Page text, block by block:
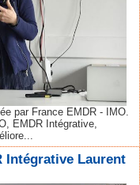
par France EMDR - IMO.
EMDR Intégrative,
Intégrative Laurent